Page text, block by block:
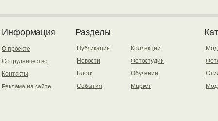
Информация
О проекте
Сотрудничество
Контакты
Реклама на сайте
Разделы
Публикации
Новости
Блоги
События
Коллекции
Фотостудии
Обучение
Маркет